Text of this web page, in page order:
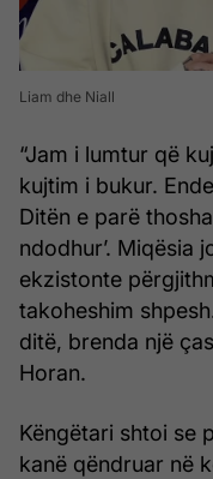
Liam dhe Niall
“Jam i lumtur që
kujtim i bukur.
Ditën e parë
ndodhur’. Miqësia
ekzistonte
takoheshim
ditë, brenda një
Horan.
Këngëtari shtoi se
kanë qëndruar në